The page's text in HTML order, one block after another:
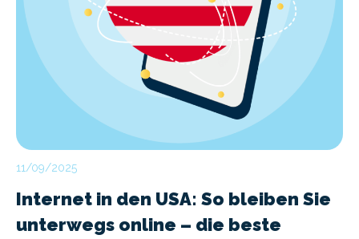
11/09/2025
Internet in den USA: So bleiben Sie
unterwegs online – die beste